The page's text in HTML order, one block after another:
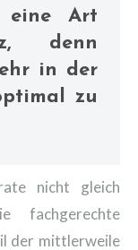
eine Art
denn
in der
zu
nicht gleich
fachgerechte
der mittlerweile